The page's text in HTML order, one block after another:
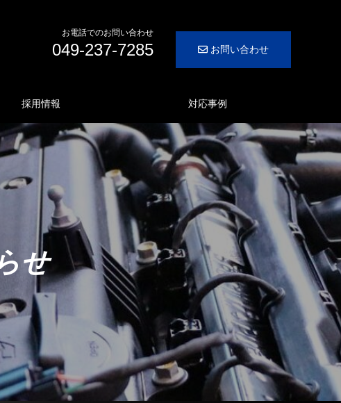
お電話でのお問い合わせ
049-237-7285 お問い合わせ
採用情報 対応事例
せ